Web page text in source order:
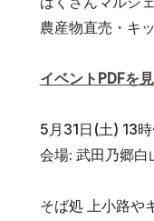
農産物直売・キ
イベントPDFを
5月31日(土) 13
会場: 武田乃郷
そば処 上小路や